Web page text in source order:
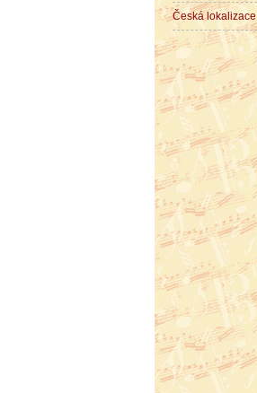
Česká lokalizace